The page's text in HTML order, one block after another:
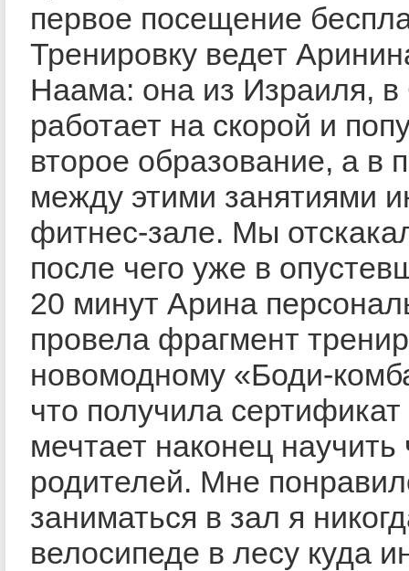
первое посещение
Тренировку ведет
Наама: она из Израиля, в
работает на скорой и
второе образование, а в
между этими занятиями
фитнес-зале. Мы
после чего уже в
20 минут Арина
провела фрагмент
новомодному «Боди-
что получила сертификат
мечтает наконец научить
родителей. Мне
заниматься в зал я
велосипеде в лесу куда